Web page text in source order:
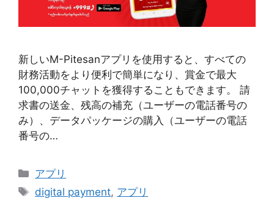
新しいM-Pitesanアプリを使用すると、すべての
財務活動をより便利で簡単になり、賞金で最大
100,000チャットを獲得することもできます。 請
求書の送金、残高の補充（ユーザーの電話番号の
み）、データパッケージの購入（ユーザーの電話
番号の…
Categories
アプリ
Tags
digital payment, アプリ